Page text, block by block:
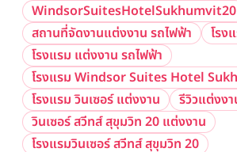
WindsorSuitesHotelSukhumvit20
สถานที่จัดงานแต่งงาน รถไฟฟ้า
โรง
โรงแรม แต่งงาน รถไฟฟ้า
โรงแรม Windsor Suites Hotel
โรงแรม วินเซอร์ แต่งงาน
รีวิวแต่งง
วินเซอร์ สวีทส์ สุขุมวิท 20 แต่งงาน
โรงแรมวินเซอร์ สวีทส์ สุขุมวิท 20